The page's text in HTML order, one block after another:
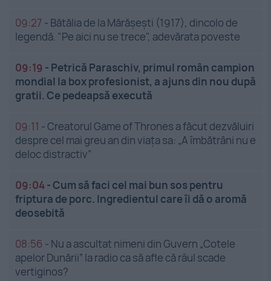
09:27 - Bătălia de la Mărășești (1917), dincolo de
legendă. "Pe aici nu se trece", adevărata poveste
09:19 - Petrică Paraschiv, primul român campion
mondial la box profesionist, a ajuns din nou după
gratii. Ce pedeapsă execută
09:11 -Creatorul Game of Thrones a făcut dezvăluiri
despre cel mai greu an din viața sa: „A îmbătrâni nu e
deloc distractiv”
09:04-Cum să faci cel mai bun sos pentru
friptura de porc. Ingredientul care îi dă o aromă
deosebită
08:56 - Nu a ascultat nimeni din Guvern „Cotele
apelor Dunării” la radio ca să afle că râul scade
vertiginos?